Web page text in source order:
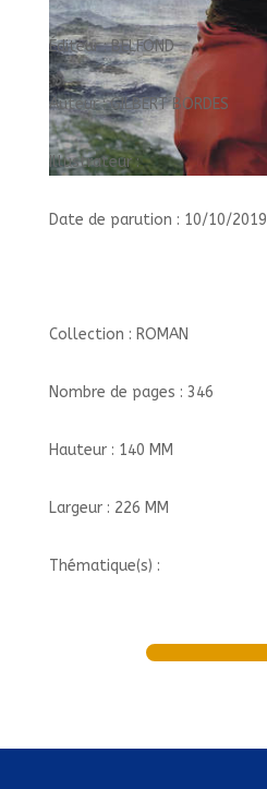
Éditeur : BELFOND
Auteur : GILBERT BORDES
Illustrateur :
Date de parution : 10/10/2019
Collection : ROMAN
Nombre de pages : 346
Hauteur : 140 MM
Largeur : 226 MM
Thématique(s) :